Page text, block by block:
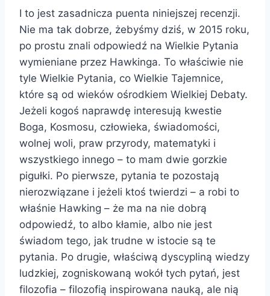
I to jest zasadnicza puenta niniejszej recenzji.
Nie ma tak dobrze, żebyśmy dziś, w 2015 roku,
po prostu znali odpowiedź na Wielkie Pytania
wymieniane przez Hawkinga. To właściwie nie
tyle Wielkie Pytania, co Wielkie Tajemnice,
które są od wieków ośrodkiem Wielkiej Debaty.
Jeżeli kogoś naprawdę interesują kwestie
Boga, Kosmosu, człowieka, świadomości,
wolnej woli, praw przyrody, matematyki i
wszystkiego innego – to mam dwie gorzkie
pigułki. Po pierwsze, pytania te pozostają
nierozwiązane i jeżeli ktoś twierdzi – a robi to
właśnie Hawking – że ma na nie dobrą
odpowiedź, to albo kłamie, albo nie jest
świadom tego, jak trudne w istocie są te
pytania. Po drugie, właściwą dyscypliną wiedzy
ludzkiej, zogniskowaną wokół tych pytań, jest
filozofia – filozofią inspirowana nauką, ale nią